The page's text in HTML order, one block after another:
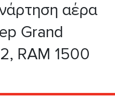
αέρα
Grand
RAM 1500